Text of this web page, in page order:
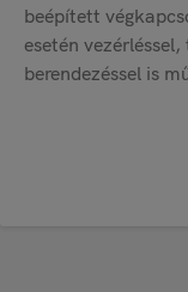
beépített
esetén
berendezéssel is